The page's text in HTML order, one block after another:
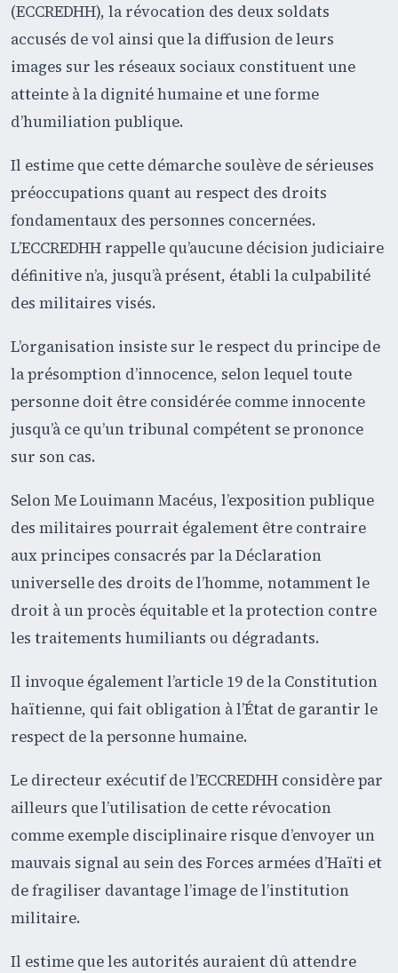
(ECCREDHH), la révocation des deux soldats
accusés de vol ainsi que la diffusion de leurs
images sur les réseaux sociaux constituent une
atteinte à la dignité humaine et une forme
d’humiliation publique.
Il estime que cette démarche soulève de sérieuses
préoccupations quant au respect des droits
fondamentaux des personnes concernées.
L’ECCREDHH rappelle qu’aucune décision judiciaire
définitive n’a, jusqu’à présent, établi la culpabilité
des militaires visés.
L’organisation insiste sur le respect du principe de
la présomption d’innocence, selon lequel toute
personne doit être considérée comme innocente
jusqu’à ce qu’un tribunal compétent se prononce
sur son cas.
Selon Me Louimann Macéus, l’exposition publique
des militaires pourrait également être contraire
aux principes consacrés par la Déclaration
universelle des droits de l’homme, notamment le
droit à un procès équitable et la protection contre
les traitements humiliants ou dégradants.
Il invoque également l’article 19 de la Constitution
haïtienne, qui fait obligation à l’État de garantir le
respect de la personne humaine.
Le directeur exécutif de l’ECCREDHH considère par
ailleurs que l’utilisation de cette révocation
comme exemple disciplinaire risque d’envoyer un
mauvais signal au sein des Forces armées d’Haïti et
de fragiliser davantage l’image de l’institution
militaire.
Il estime que les autorités auraient dû attendre